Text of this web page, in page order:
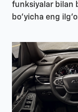
funksiyalar bilan
bo'yicha eng